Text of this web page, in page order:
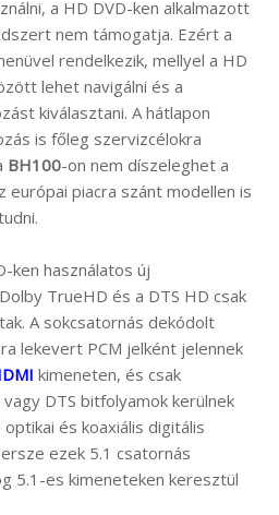
a HD DVD-ken alkalmazott
nem támogatja. Ezért a
rendelkezik, mellyel a HD
lehet navigálni és a
kiválasztani. A hátlapon
is főleg szervizcélokra
BH100-on nem díszeleghet a
európai piacra szánt modellen is
ken használatos új
TrueHD és a DTS HD csak
A sokcsatornás dekódolt
lekevert PCM jelként jelennek
kimeneten, és csak
DTS bitfolyamok kerülnek
és koaxiális digitális
ezek 5.1 csatornás
5.1-es kimeneteken keresztül